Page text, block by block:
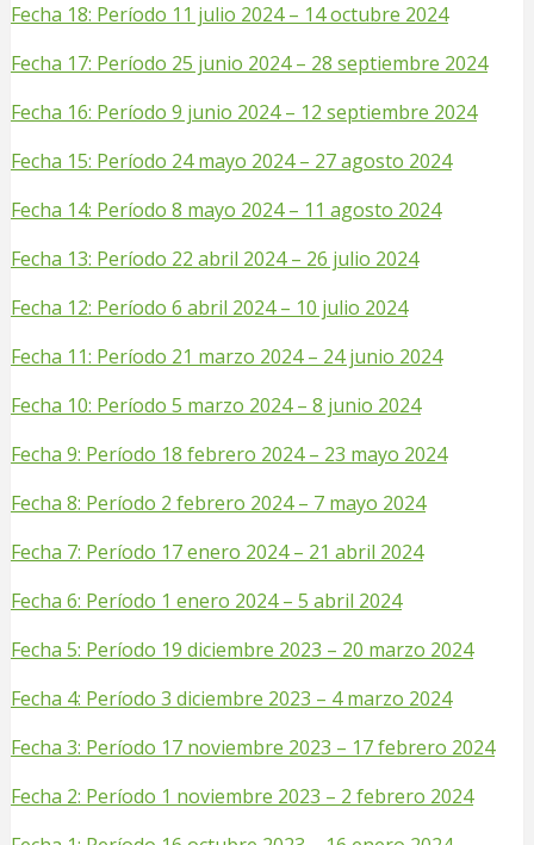
Fecha 18: Período 11 julio 2024 – 14 octubre 2024
Fecha 17: Período 25 junio 2024 – 28 septiembre 2024
Fecha 16: Período 9 junio 2024 – 12 septiembre 2024
Fecha 15: Período 24 mayo 2024 – 27 agosto 2024
Fecha 14: Período 8 mayo 2024 – 11 agosto 2024
Fecha 13: Período 22 abril 2024 – 26 julio 2024
Fecha 12: Período 6 abril 2024 – 10 julio 2024
Fecha 11: Período 21 marzo 2024 – 24 junio 2024
Fecha 10: Período 5 marzo 2024 – 8 junio 2024
Fecha 9: Período 18 febrero 2024 – 23 mayo 2024
Fecha 8: Período 2 febrero 2024 – 7 mayo 2024
Fecha 7: Período 17 enero 2024 – 21 abril 2024
Fecha 6: Período 1 enero 2024 – 5 abril 2024
Fecha 5: Período 19 diciembre 2023 – 20 marzo 2024
Fecha 4: Período 3 diciembre 2023 – 4 marzo 2024
Fecha 3: Período 17 noviembre 2023 – 17 febrero 2024
Fecha 2: Período 1 noviembre 2023 – 2 febrero 2024